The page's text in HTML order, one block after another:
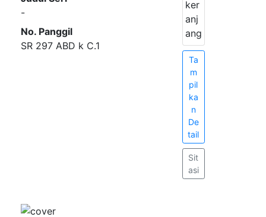
-
No. Panggil
SR 297 ABD k C.1
ker
anj
ang
Ta
m
pil
ka
n
De
tail
Sit
asi